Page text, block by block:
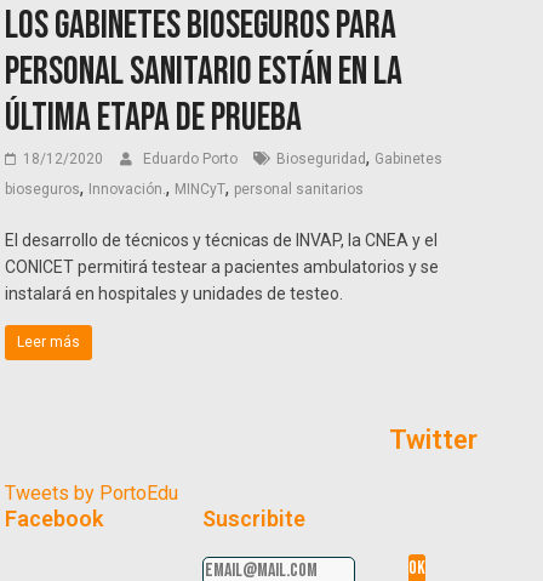
Los gabinetes bioseguros para
personal sanitario están en la
última etapa de prueba
18/12/2020 Eduardo Porto Bioseguridad, Gabinetes
bioseguros, Innovación., MINCyT, personal sanitarios
El desarrollo de técnicos y técnicas de INVAP, la CNEA y el
CONICET permitirá testear a pacientes ambulatorios y se
instalará en hospitales y unidades de testeo.
Leer más
Twitter
Tweets by PortoEdu
Facebook Suscribite